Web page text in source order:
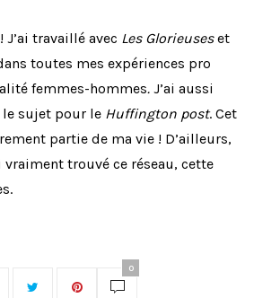
J’ai travaillé avec Les Glorieuseset
toutes mes expériences pro
femmes-hommes. J’ai aussi
sujet pour le Huffington post. Cet
partie de ma vie ! D’ailleurs,
trouvé ce réseau, cette
0